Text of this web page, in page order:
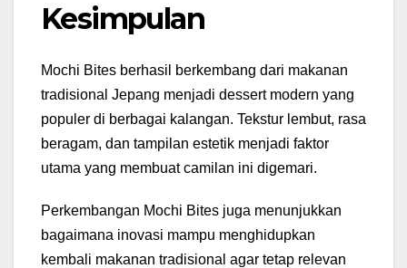
Kesimpulan
Mochi Bites berhasil berkembang dari makanan
tradisional Jepang menjadi dessert modern yang
populer di berbagai kalangan. Tekstur lembut, rasa
beragam, dan tampilan estetik menjadi faktor
utama yang membuat camilan ini digemari.
Perkembangan Mochi Bites juga menunjukkan
bagaimana inovasi mampu menghidupkan
kembali makanan tradisional agar tetap relevan